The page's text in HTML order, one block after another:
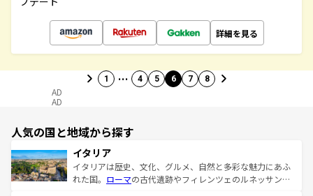
詳細を見る
1 … 4 5 6 7 8
AD
AD
人気の国と地域から探す
イタリア
イタリアは歴史、文化、グルメ、自然と多彩な魅力にあふ
れた国。 ローマの古代遺跡やフィレンツェのルネッサンス